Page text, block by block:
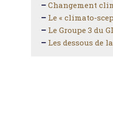
– Changement
– Le « climato-
– Le Groupe 3 du
– Les dessous de